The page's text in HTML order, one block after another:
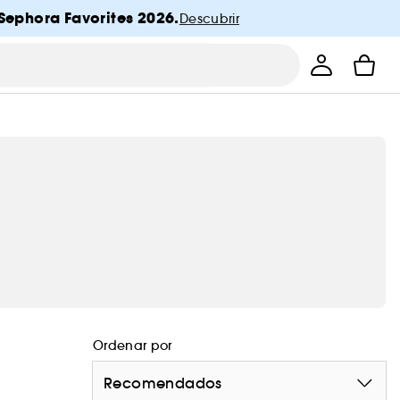
Favorites 2026.Descubrir
Ordenar por
Recomendados